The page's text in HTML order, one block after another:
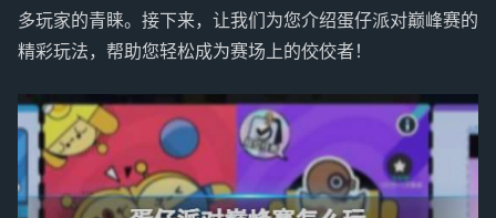
多玩家的青睐。接下来，让我们为您介绍蛋仔派对巅峰赛的
精彩玩法，帮助您轻松成为赛场上的佼佼者！